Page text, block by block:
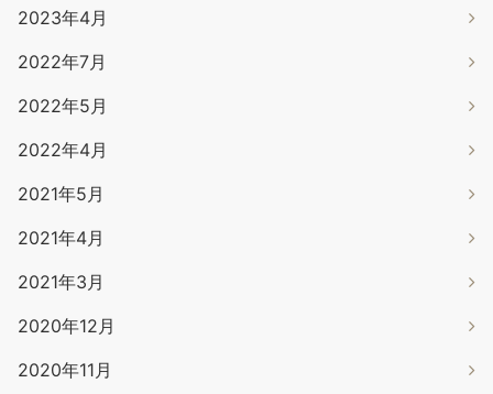
2023年4月
2022年7月
2022年5月
2022年4月
2021年5月
2021年4月
2021年3月
2020年12月
2020年11月